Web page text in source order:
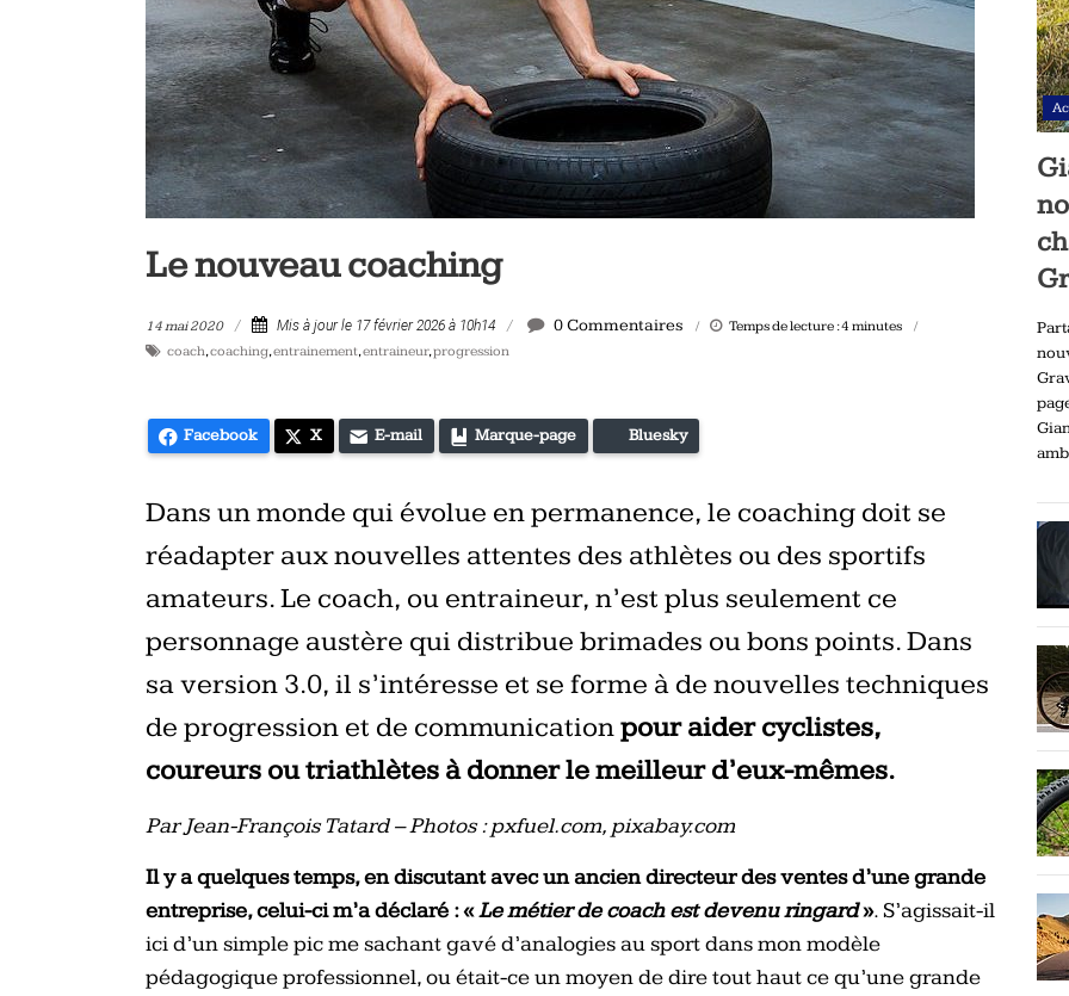
vélo
et
triathlon
Le nouveau coaching
14 mai 2020 Mis à jour le 17 février 2026 à 10h14 0 Commentaires Temps de lecture :4 minutes
coach,coaching,entrainement,entraineur,progression
Facebook X E-mail Marque-page Bluesky
Dans un monde qui évolue en permanence, le coaching doit se
réadapter aux nouvelles attentes des athlètes ou des sportifs
amateurs. Le coach, ou entraineur, n’est plus seulement ce
personnage austère qui distribue brimades ou bons points. Dans
sa version 3.0, il s’intéresse et se forme à de nouvelles techniques
de progression et de communicationpour aider cyclistes,
coureurs ou triathlètes à donner le meilleur d’eux-mêmes.
Par Jean-François Tatard – Photos : pxfuel.com, pixabay.com
Il y a quelques temps, en discutant avec un ancien directeur des ventes d’une grande
entreprise, celui-ci m’a déclaré : «Le métier de coach est devenu ringard». S’agissait-il
ici d’un simple pic me sachant gavé d’analogies au sport dans mon modèle
pédagogique professionnel, ou était-ce un moyen de dire tout haut ce qu’une grande